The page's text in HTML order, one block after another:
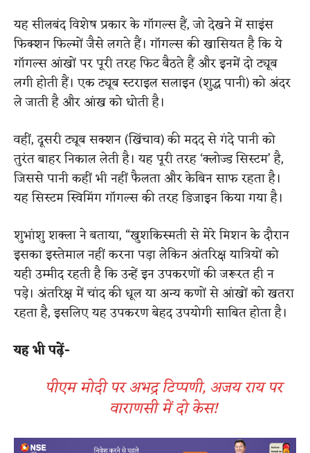
यह सीलबंद विशेष प्रकार के गॉगल्स हैं, जो देखने में साइंस
फिक्शन फिल्मों जैसे लगते हैं। गॉगल्स की खासियत है कि ये
गॉगल्स आंखों पर पूरी तरह फिट बैठते हैं और इनमें दो ट्यूब
लगी होती हैं। एक ट्यूब स्टराइल सलाइन (शुद्ध पानी) को अंदर
ले जाती है और आंख को धोती है।
वहीं, दूसरी ट्यूब सक्शन (खिंचाव) की मदद से गंदे पानी को
तुरंत बाहर निकाल लेती है। यह पूरी तरह ‘क्लोज्ड सिस्टम’ है,
जिससे पानी कहीं भी नहीं फैलता और केबिन साफ रहता है।
यह सिस्टम स्विमिंग गॉगल्स की तरह डिजाइन किया गया है।
शुभांशु शक्ला ने बताया, “खुशकिस्मती से मेरे मिशन के दौरान
इसका इस्तेमाल नहीं करना पड़ा लेकिन अंतरिक्ष यात्रियों को
यही उम्मीद रहती है कि उन्हें इन उपकरणों की जरूरत ही न
पड़े। अंतरिक्ष में चांद की धूल या अन्य कणों से आंखों को खतरा
रहता है, इसलिए यह उपकरण बेहद उपयोगी साबित होता है।
यह भी पढ़ें-
पीएम मोदी पर अभद्र टिप्पणी, अजय राय पर
वाराणसी में दो केस!